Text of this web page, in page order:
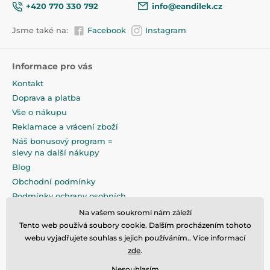
Šířka: 26 cm
ROZMĚRY BALENÍ:
Výška: 27 cm
Čistá hmotnost: 2,7 kg
Hrubá hmotnost: 2,7 kg: 3,5 kg
+420 770 330 792
info@eandilek.cz
Jsme také na: Facebook Instagram
Informace pro vás
Kontakt
Doprava a platba
Vše o nákupu
Reklamace a vrácení zboží
Náš bonusový program =
slevy na další nákupy
Blog
Obchodní podmínky
Podmínky ochrany osobních
Na pečlivé zabalení klademe
maximální důraz
Na vašem soukromí nám záleží
Tento web používá soubory cookie. Dalším procházením tohoto
webu vyjadřujete souhlas s jejich používáním.. Více informací
zde.